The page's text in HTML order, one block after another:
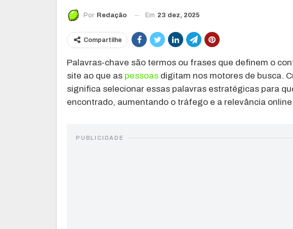
Por Redação Em 23 dez, 2025
Compartilhe
Palavras-chave são termos ou frases que definem o
site ao que as pessoas digitam nos motores de busca.
significa selecionar essas palavras estratégicas para
encontrado, aumentando o tráfego e a relevância
PUBLICIDADE